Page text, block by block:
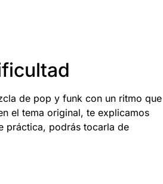
de pop y funk con un ritmo que
el tema original, te explicamos
práctica, podrás tocarla de